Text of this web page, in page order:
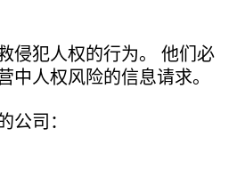
侵犯人权的行为。 他们必
人权风险的信息请求。
司：